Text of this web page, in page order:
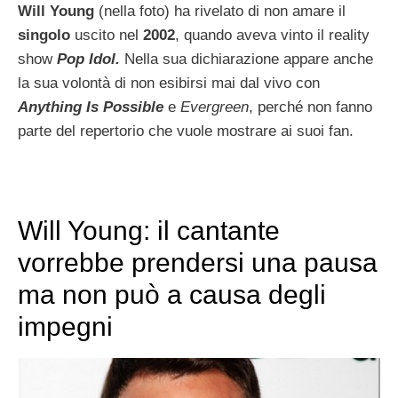
Will Young (nella foto) ha rivelato di non amare il
singolo uscito nel 2002, quando aveva vinto il reality
showPop Idol. Nella sua dichiarazione appare anche
la sua volontà di non esibirsi mai dal vivo con
Anything Is Possible e Evergreen, perché non fanno
parte del repertorio che vuole mostrare ai suoi fan.
Will Young: il cantante
vorrebbe prendersi una pausa
ma non può a causa degli
impegni